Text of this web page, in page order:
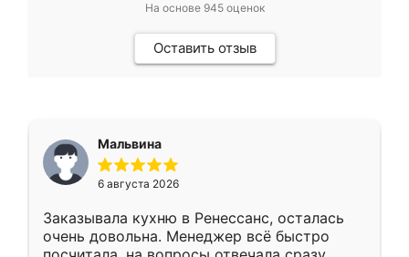
На основе 945оценок
Оставить отзыв
Мальвина
6 августа 2026
Заказывала кухню в Ренессанс, осталась
очень довольна. Менеджер всё быстро